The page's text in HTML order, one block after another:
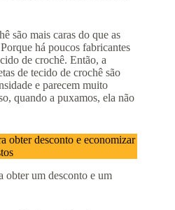
são mais caras do que as
há poucos fabricantes
de crochê. Então, a
de tecido de crochê são
e parecem muito
quando a puxamos, ela não
obter desconto e economizar
obter um desconto e um